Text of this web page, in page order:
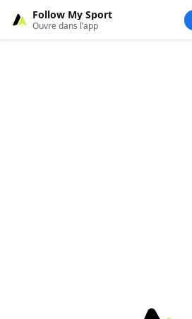
Follow My Sport
Ouvre dans l’app